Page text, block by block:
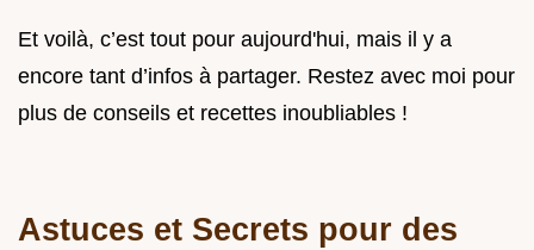
Et voilà, c’est tout pour aujourd'hui, mais il y a
encore tant d’infos à partager. Restez avec moi pour
plus de conseils et recettes inoubliables !
Astuces et Secrets pour des